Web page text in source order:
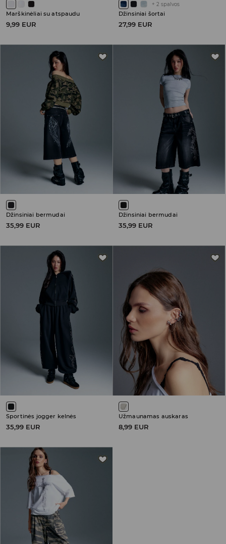
Marškinėliai su atspaudu
9,99 EUR
+ 2 spalvos
Džinsiniai šortai
27,99 EUR
Džinsiniai bermudai
35,99 EUR
Džinsiniai bermudai
35,99 EUR
Sportinės jogger kelnės
35,99 EUR
Užmaunamas auskaras
8,99 EUR